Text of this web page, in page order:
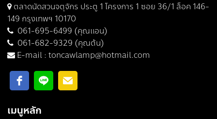
ตลาดนัดสวนจตุจักร ประตู 1 โครงการ 1 ซอย 36/1 ล็อค 146-
149 กรุงเทพฯ 10170
061-695-6499 (คุณแอน)
061-682-9329 (คุณต้น)
E-mail : toncawlamp@hotmail.com
เมนูหลัก